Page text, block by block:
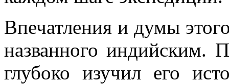
Впечатления и думы
названного индийским.
глубоко изучил его